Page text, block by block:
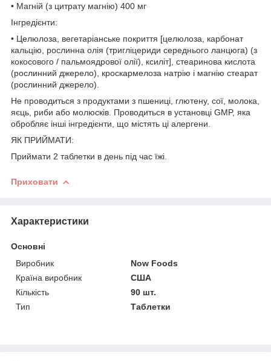
• Магній (з цитрату магнію) 400 мг
Інгредієнти:
• Целюлоза, вегетаріанське покриття [целюлоза, карбонат
кальцію, рослинна олія (тригліцериди середнього ланцюга) (з
кокосового / пальмоядрової олії), ксиліт], стеаринова кислота
(рослинний джерело), кроскармелоза натрію і магнію стеарат
(рослинний джерело).
Не проводиться з продуктами з пшениці, глютену, сої, молока,
яєць, риби або молюсків. Проводиться в установці GMP, яка
обробляє інші інгредієнти, що містять ці алергени.
ЯК ПРИЙМАТИ:
Приймати 2 таблетки в день під час їжі.
Приховати
Характеристики
Основні
Виробник
Now Foods
Країна виробник
США
Кількість
90 шт.
Тип
Таблетки